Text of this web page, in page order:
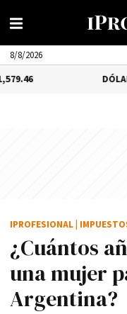
8/8/2026
1.02%
¿Cuántos
una mujer
Argentina?
IPROFESIONAL